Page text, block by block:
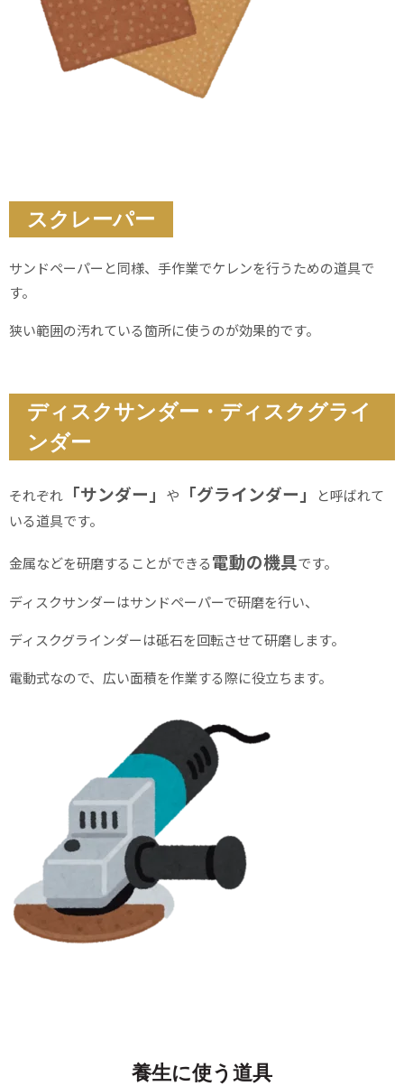
スクレーパー
サンドペーパーと同様、手作業でケレンを行うための道具で
す。
狭い範囲の汚れている箇所に使うのが効果的です。
ディスクサンダー・ディスクグライ
ンダー
それぞれ 「サンダー」 や 「グラインダー」
と呼ばれて
いる道具です。
金属などを研磨することができる電動の機具です。
ディスクサンダーはサンドペーパーで研磨を行い、
ディスクグラインダーは砥石を回転させて研磨します。
電動式なので、広い面積を作業する際に役立ちます。
養生に使う道具